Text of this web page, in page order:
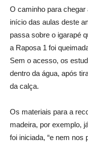
O caminho para
início das aulas deste
passa sobre o igarapé
a Raposa 1 foi
Sem o acesso, os
dentro da água, após
da calça.
Os materiais para a
madeira, por exemplo,
foi iniciada, “e nem nos